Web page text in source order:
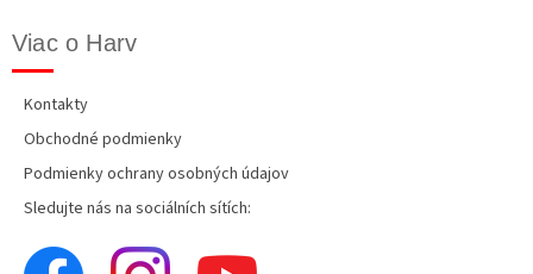
Viac o Harv
Kontakty
Obchodné podmienky
Podmienky ochrany osobných údajov
Sledujte nás na sociálních sítích: